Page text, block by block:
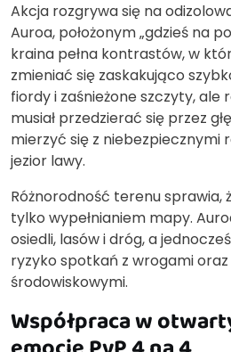
Akcja rozgrywa się na
Auroa, położonym „gdzieś na
kraina pełna kontrastów, w
zmieniać się zaskakująco
fiordy i zaśnieżone szczyty, ale
musiał przedzierać się przez
mierzyć się z niebezpiecznymi
jezior lawy.
Różnorodność terenu sprawia,
tylko wypełnianiem mapy.
osiedli, lasów i dróg, a
ryzyko spotkań z wrogami
środowiskowymi.
Współpraca w